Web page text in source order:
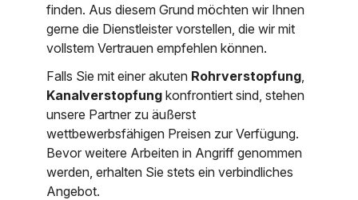
finden. Aus diesem Grund möchten wir Ihnen
gerne die Dienstleister vorstellen, die wir mit
vollstem Vertrauen empfehlen können.
Falls Sie mit einer akuten Rohrverstopfung
Kanalverstopfungkonfrontiert sind, stehen
unsere Partner zu äußerst
wettbewerbsfähigen Preisen zur Verfügung.
Bevor weitere Arbeiten in Angriff genommen
werden, erhalten Sie stets ein verbindliches
Angebot.